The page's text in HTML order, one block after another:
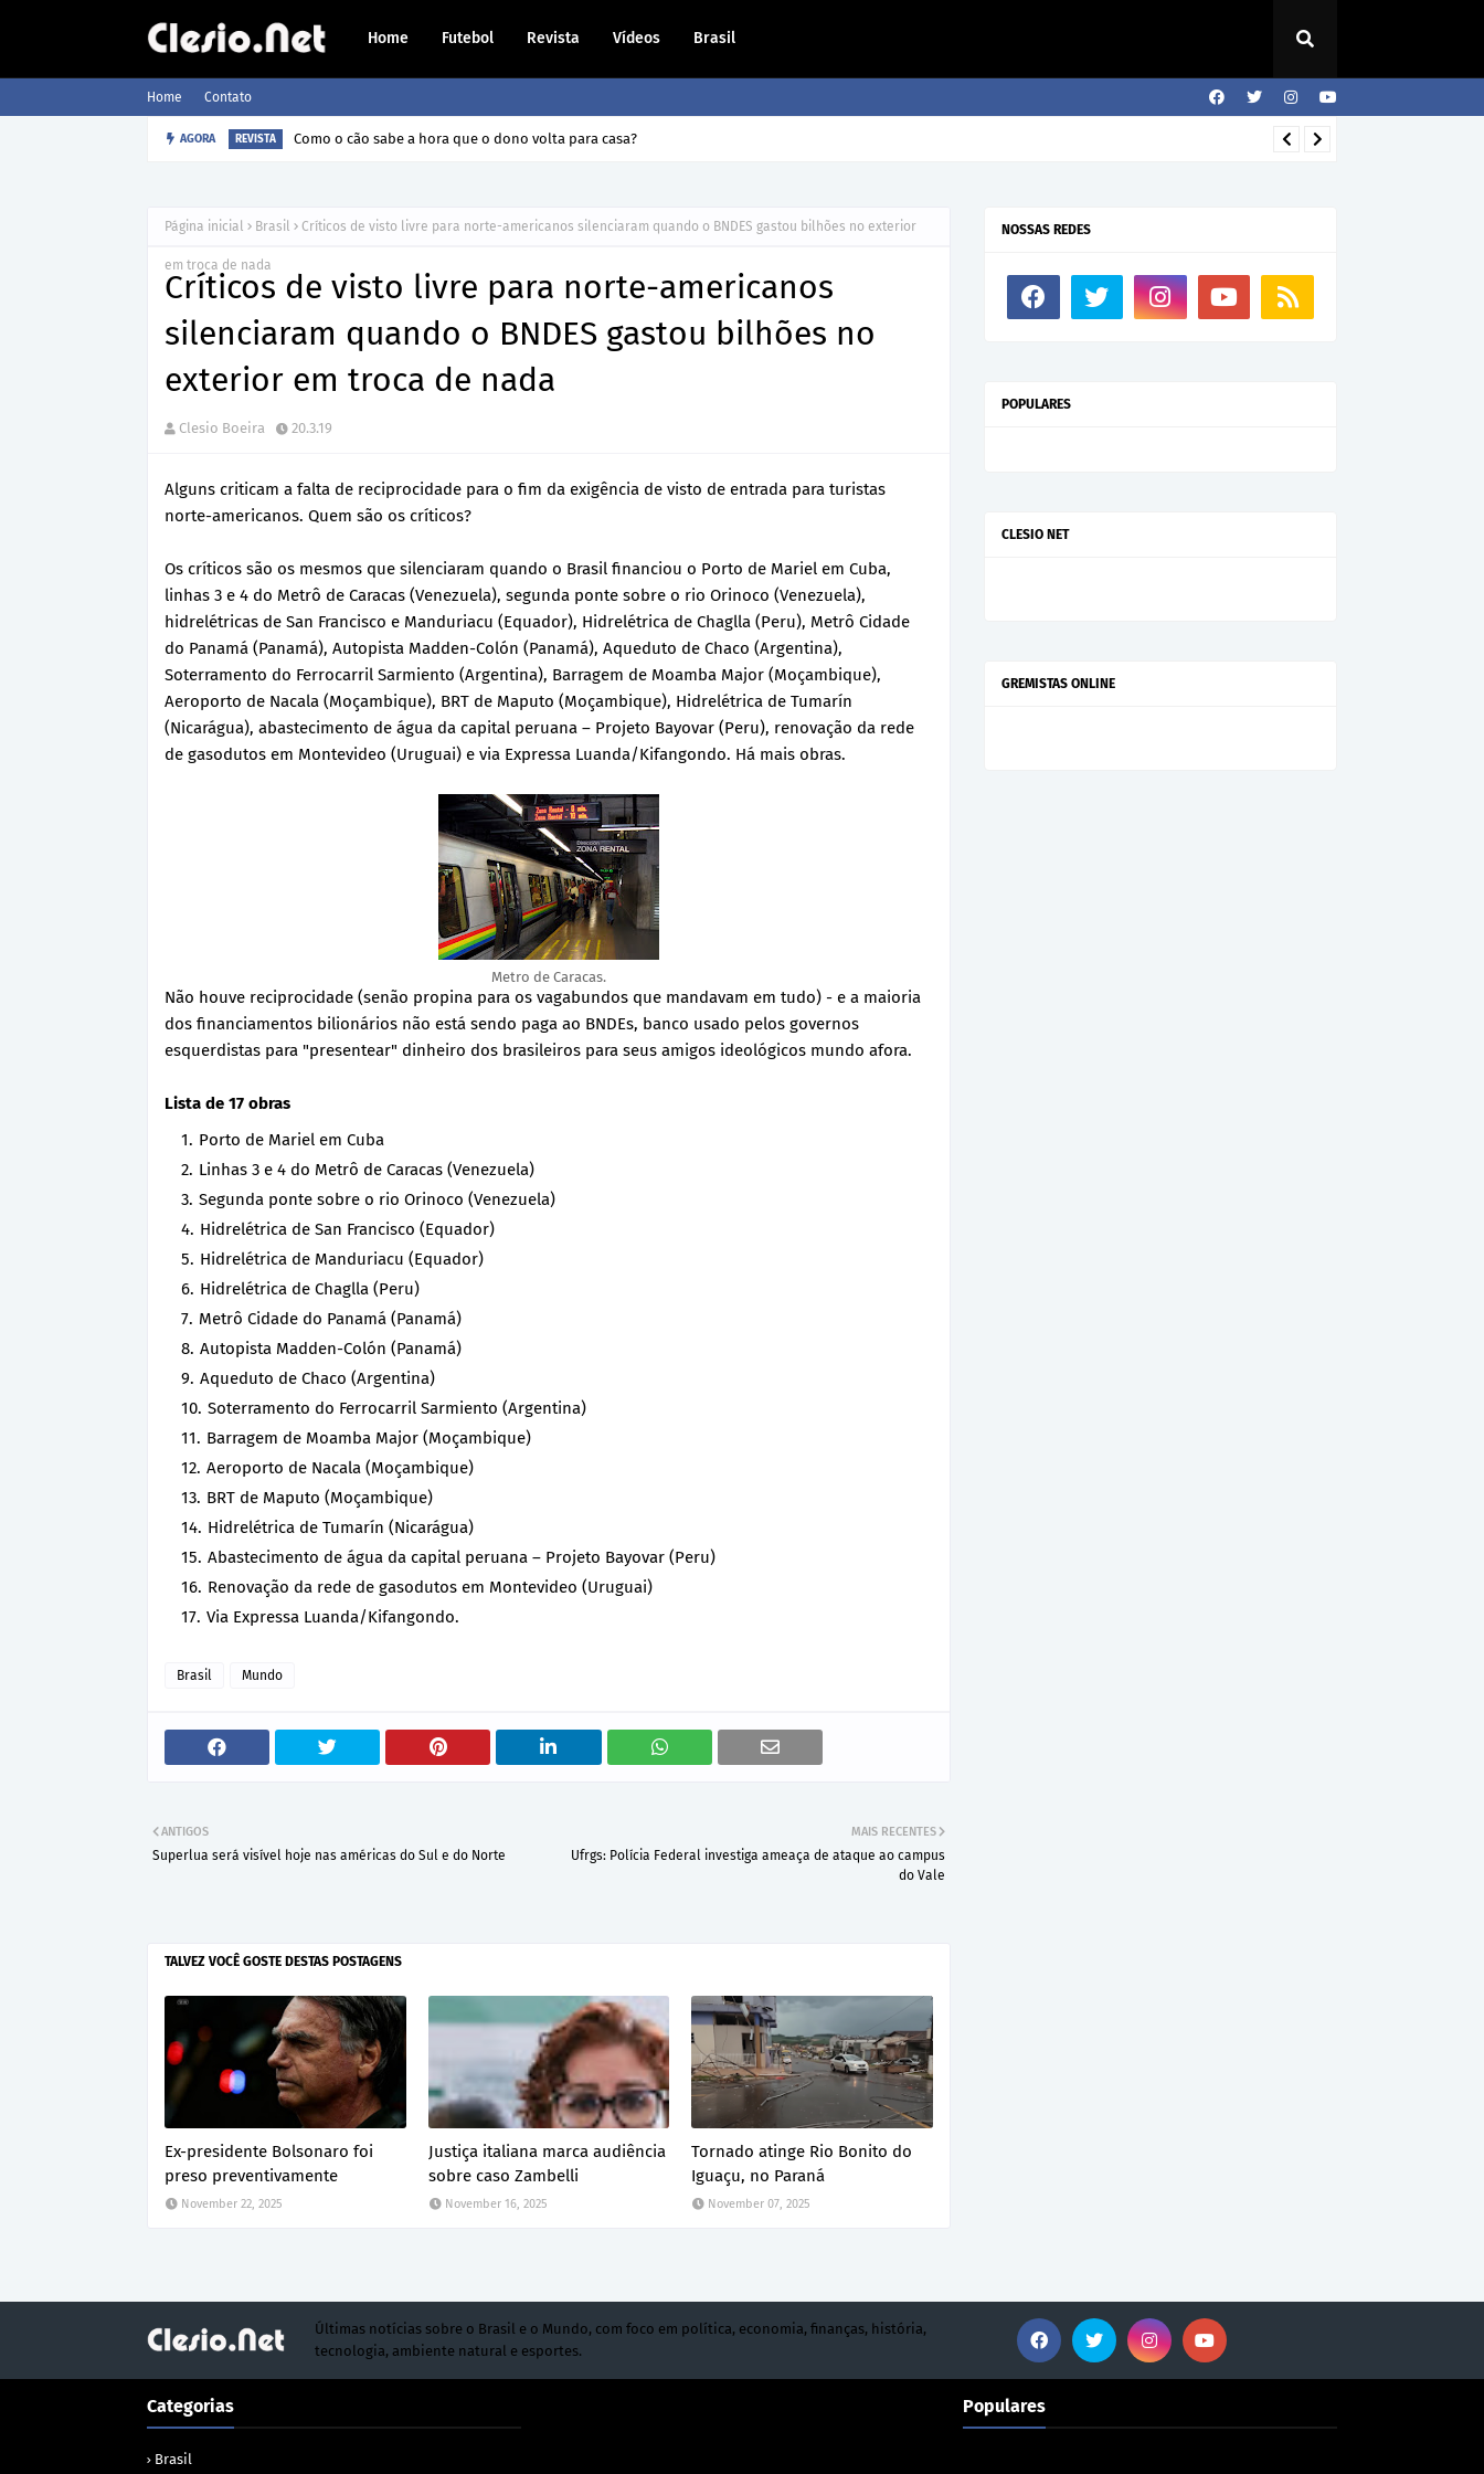
Home Futebol Revista Vídeos Brasil
Home Contato
AGORA REVISTA Como o cão sabe a hora que o dono volta para casa?
Página inicial Brasil Críticos de visto livre para norte-americanos silenciaram quando o BNDES gastou bilhões no exterior
em troca de nada
Críticos de visto livre para norte-americanos
silenciaram quando o BNDES gastou bilhões no
exterior em troca de nada
Clesio Boeira 20.3.19
Alguns criticam a falta de reciprocidade para o fim da exigência de visto de entrada para turistas
norte-americanos. Quem são os críticos?
Os críticos são os mesmos que silenciaram quando o Brasil financiou o Porto de Mariel em Cuba,
linhas 3 e 4 do Metrô de Caracas (Venezuela), segunda ponte sobre o rio Orinoco (Venezuela),
hidrelétricas de San Francisco e Manduriacu (Equador), Hidrelétrica de Chaglla (Peru), Metrô Cidade
do Panamá (Panamá), Autopista Madden-Colón (Panamá), Aqueduto de Chaco (Argentina),
Soterramento do Ferrocarril Sarmiento (Argentina), Barragem de Moamba Major (Moçambique),
Aeroporto de Nacala (Moçambique), BRT de Maputo (Moçambique), Hidrelétrica de Tumarín
(Nicarágua), abastecimento de água da capital peruana – Projeto Bayovar (Peru), renovação da rede
de gasodutos em Montevideo (Uruguai) e via Expressa Luanda/Kifangondo. Há mais obras.
Metro de Caracas.
Não houve reciprocidade (senão propina para os vagabundos que mandavam em tudo) - e a maioria
dos financiamentos bilionários não está sendo paga ao BNDEs, banco usado pelos governos
esquerdistas para "presentear" dinheiro dos brasileiros para seus amigos ideológicos mundo afora.
Lista de 17 obras
Porto de Mariel em Cuba
Linhas 3 e 4 do Metrô de Caracas (Venezuela)
Segunda ponte sobre o rio Orinoco (Venezuela)
Hidrelétrica de San Francisco (Equador)
Hidrelétrica de Manduriacu (Equador)
Hidrelétrica de Chaglla (Peru)
Metrô Cidade do Panamá (Panamá)
Autopista Madden-Colón (Panamá)
Aqueduto de Chaco (Argentina)
Soterramento do Ferrocarril Sarmiento (Argentina)
Barragem de Moamba Major (Moçambique)
Aeroporto de Nacala (Moçambique)
BRT de Maputo (Moçambique)
Hidrelétrica de Tumarín (Nicarágua)
Abastecimento de água da capital peruana – Projeto Bayovar (Peru)
Renovação da rede de gasodutos em Montevideo (Uruguai)
Via Expressa Luanda/Kifangondo.
Brasil Mundo
MAIS RECENTES
Ufrgs: Polícia Federal investiga ameaça de ataque ao campus
do Vale
ANTIGOS
Superlua será visível hoje nas américas do Sul e do Norte
TALVEZ VOCÊ GOSTE DESTAS POSTAGENS
Ex-presidente Bolsonaro foi
preso preventivamente
November 22, 2025
Justiça italiana marca audiência
sobre caso Zambelli
November 16, 2025
Tornado atinge Rio Bonito do
Iguaçu, no Paraná
November 07, 2025
NOSSAS REDES
POPULARES
CLESIO NET
GREMISTAS ONLINE
Últimas notícias sobre o Brasil e o Mundo, com foco em política, economia, finanças, história,
tecnologia, ambiente natural e esportes.
Categorias
Brasil
Populares